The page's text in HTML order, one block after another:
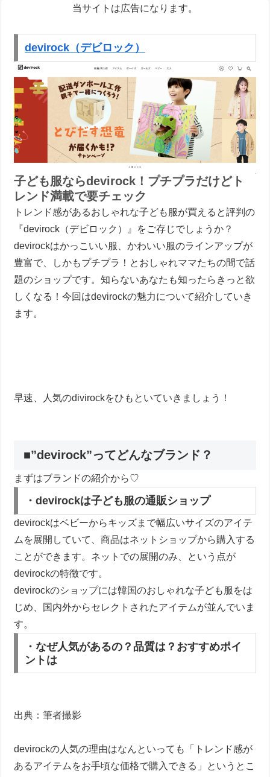
当サイトは広告になります。
devirock（デビロック）
子ども服ならdevirock！プチプラだけどト
レンド満載で要チェック
トレンド感があるおしゃれな子ども服が買えると評判の
『devirock（デビロック）』をご存じでしょうか？
devirockはかっこいい服、かわいい服のラインアップが
豊富で、しかもプチプラ！とおしゃれママたちの間で話
題のショップです。知らないあなたも知ったらきっと欲
しくなる！今回はdevirockの魅力について紹介していき
ます。
早速、人気のdivirockをひもといていきましょう！
■”devirock”ってどんなブランド？
まずはブランドの紹介から♡
・devirockは子ども服の通販ショップ
devirockはベビーからキッズまで幅広いサイズのアイテ
ムを展開していて、商品はネットショップから購入する
ことができます。ネットでの展開のみ、という点が
devirockの特徴です。
devirockのショップには韓国のおしゃれな子ども服をは
じめ、国内外からセレクトされたアイテムが並んでいま
す。
・なぜ人気があるの？品質は？おすすめポイ
ントは
出典：筆者撮影
devirockの人気の理由はなんといっても「トレンド感が
あるアイテムをお手頃な価格で購入できる」というとこ